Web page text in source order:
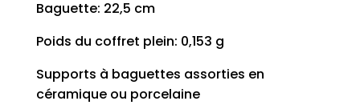
Baguette: 22,5 cm
Poids du coffret plein: 0,153 g
Supports à baguettes assorties en
céramique ou porcelaine